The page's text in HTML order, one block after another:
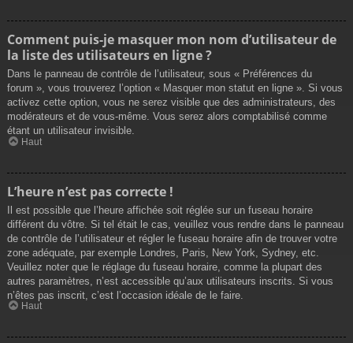
Comment puis-je masquer mon nom d’utilisateur de
la liste des utilisateurs en ligne ?
Dans le panneau de contrôle de l’utilisateur, sous « Préférences du
forum », vous trouverez l’option « Masquer mon statut en ligne ». Si vous
activez cette option, vous ne serez visible que des administrateurs, des
modérateurs et de vous-même. Vous serez alors comptabilisé comme
étant un utilisateur invisible.
Haut
L’heure n’est pas correcte !
Il est possible que l’heure affichée soit réglée sur un fuseau horaire
différent du vôtre. Si tel était le cas, veuillez vous rendre dans le panneau
de contrôle de l’utilisateur et régler le fuseau horaire afin de trouver votre
zone adéquate, par exemple Londres, Paris, New York, Sydney, etc.
Veuillez noter que le réglage du fuseau horaire, comme la plupart des
autres paramètres, n’est accessible qu’aux utilisateurs inscrits. Si vous
n’êtes pas inscrit, c’est l’occasion idéale de le faire.
Haut